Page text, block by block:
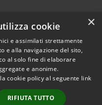
Copyright © 2026 • Town of •
Powered byMunicipium
Admin access
×
cookie
e assimilati strettamente
e alla navigazione del sito,
al solo fine di elaborare
e anonime.
cookie policy al seguente link
RIFIUTA TUTTO